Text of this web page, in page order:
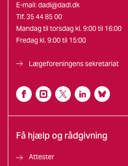
E-mail:dadl@dadl.dk
Tlf. 35 44 85 00
Mandag til torsdag kl. 9:00 til 16:00
Fredag kl. 9:00 til 15:00
Lægeforeningens sekretariat
Få hjælp og rådgivning
Attester